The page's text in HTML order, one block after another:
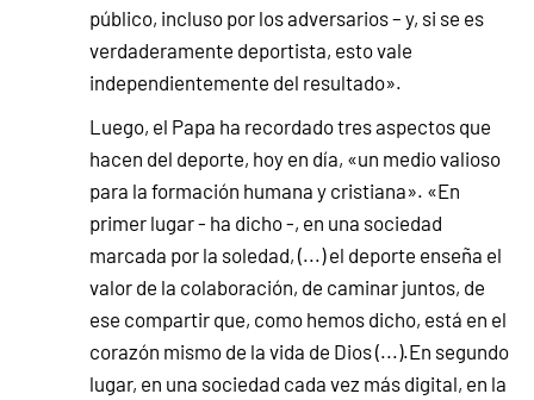
público, incluso por los adversarios – y, si se es
verdaderamente deportista, esto vale
independientemente del resultado».
Luego, el Papa ha recordado tres aspectos que
hacen del deporte, hoy en día, «un medio valioso
para la formación humana y cristiana». «En
primer lugar - ha dicho -, en una sociedad
marcada por la soledad, (...) el deporte enseña el
valor de la colaboración, de caminar juntos, de
ese compartir que, como hemos dicho, está en el
corazón mismo de la vida de Dios (...).En segundo
lugar, en una sociedad cada vez más digital, en la